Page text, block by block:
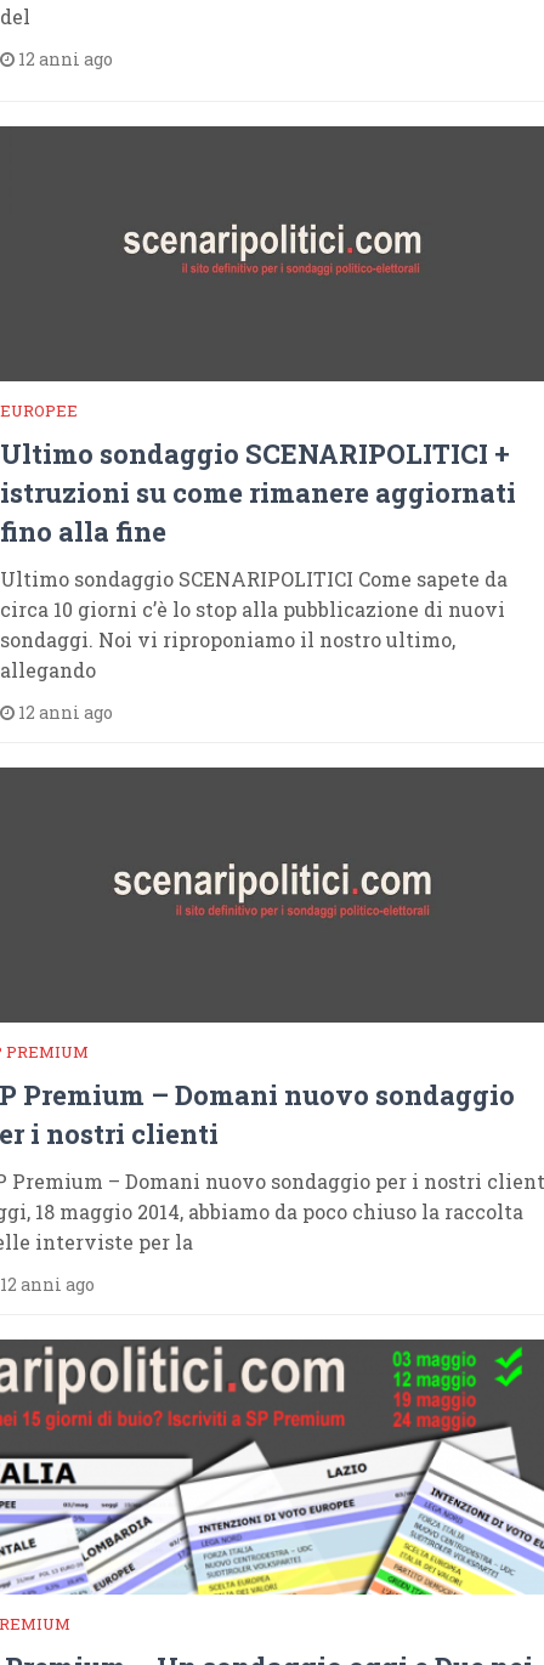
del
12 anni ago
EUROPEE
Ultimo sondaggio SCENARIPOLITICI +
istruzioni su come rimanere aggiornati
fino alla fine
Ultimo sondaggio SCENARIPOLITICI Come sapete da
circa 10 giorni c’è lo stop alla pubblicazione di nuovi
sondaggi. Noi vi riproponiamo il nostro ultimo,
allegando
12 anni ago
PREMIUM
Premium – Domani nuovo sondaggio
i nostri clienti
Premium – Domani nuovo sondaggio per i nostri
18 maggio 2014, abbiamo da poco chiuso la raccolta
interviste per la
anni ago